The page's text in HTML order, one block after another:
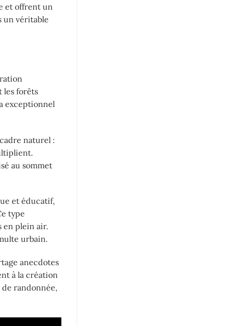
et offrent un
un véritable
les forêts
exceptionnel
naturel :
au sommet
et éducatif,
type
en plein air.
urbain.
anecdotes
à la création
de randonnée,